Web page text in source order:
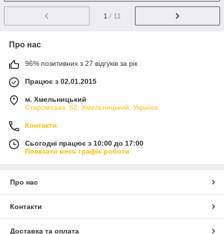
1 / 11
Про нас
96% позитивних з 27 відгуків за рік
Працює з 02.01.2015
м. Хмельницький
Староміська, 52, Хмельницький, Україна
Контакти
Сьогодні працює з 10:00 до 17:00
Показати весь графік роботи
Про нас
Контакти
Доставка та оплата